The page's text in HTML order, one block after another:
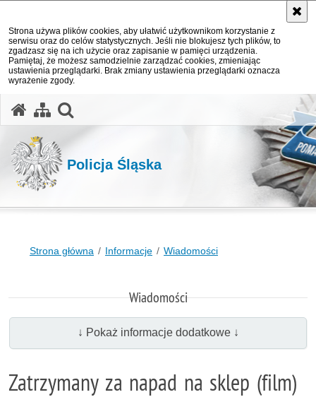
Strona używa plików cookies, aby ułatwić użytkownikom korzystanie z
serwisu oraz do celów statystycznych. Jeśli nie blokujesz tych plików, to
zgadzasz się na ich użycie oraz zapisanie w pamięci urządzenia.
Pamiętaj, że możesz samodzielnie zarządzać cookies, zmieniając
ustawienia przeglądarki. Brak zmiany ustawienia przeglądarki oznacza
wyrażenie zgody.
Policja Śląska
Strona główna Informacje Wiadomości
Wiadomości
↓ Pokaż informacje dodatkowe ↓
Zatrzymany za napad na sklep (film)